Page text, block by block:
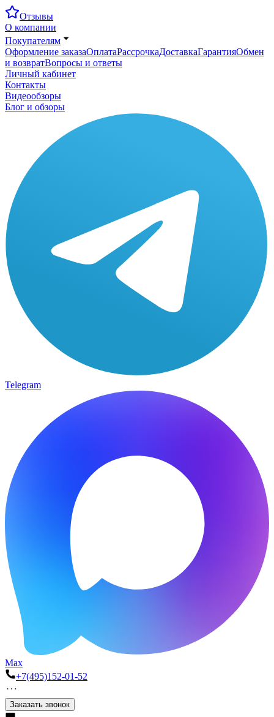
Отзывы
О компании
Покупателям
Оформление заказаОплатаРассрочкаДоставкаГарантияОбмен
и возвратВопросы и ответы
Личный кабинет
Контакты
Видеообзоры
Блог и обзоры
Telegram
Max
+7(495)152-01-52
Заказать звонок